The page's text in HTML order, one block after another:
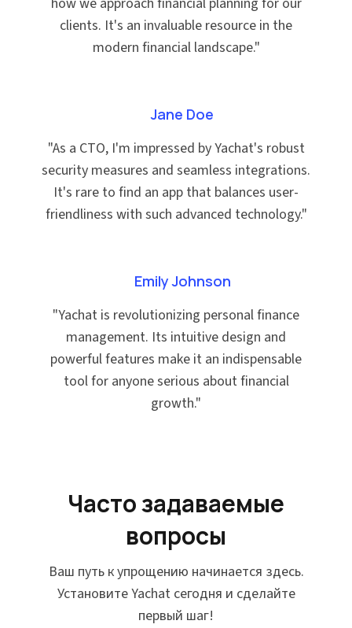
clients. It's an invaluable resource in the
modern financial landscape."
Jane Doe
"As a CTO, I'm impressed by Yachat's robust
security measures and seamless integrations.
It's rare to find an app that balances user-
friendliness with such advanced technology."
Emily Johnson
"Yachat is revolutionizing personal finance
management. Its intuitive design and
powerful features make it an indispensable
tool for anyone serious about financial
growth."
Часто задаваемые
вопросы
Ваш путь к упрощению начинается здесь.
Установите Yachat сегодня и сделайте
первый шаг!